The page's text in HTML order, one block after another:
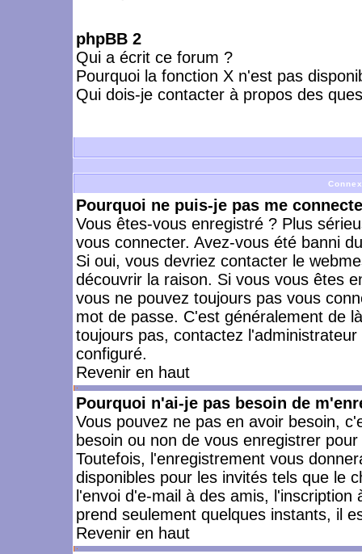
phpBB 2
Qui a écrit ce forum ?
Pourquoi la fonction X n'est pas
Qui dois-je contacter à propos des
Pourquoi ne puis-je pas me
Vous êtes-vous enregistré ? Plus
vous connecter. Avez-vous été banni
Si oui, vous devriez contacter le
découvrir la raison. Si vous vous êtes
vous ne pouvez toujours pas vous
mot de passe. C'est généralement de
toujours pas, contactez
configuré.
Revenir en haut
Pourquoi n'ai-je pas besoin de
Vous pouvez ne pas en avoir besoin,
besoin ou non de vous enregistrer
Toutefois, l'enregistrement vous
disponibles pour les invités tels que le
l'envoi d'e-mail à des amis,
prend seulement quelques instants, il
Revenir en haut